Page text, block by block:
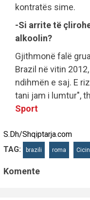
kontratës sime.
-Si arrite të
alkoolin?
Gjithmonë falë
Brazil në vitin
ndihmën e saj. E
tani jam i lumtur",
Sport
S.Dh/Shqiptarja.com
TAG:
brazili roma
Komente